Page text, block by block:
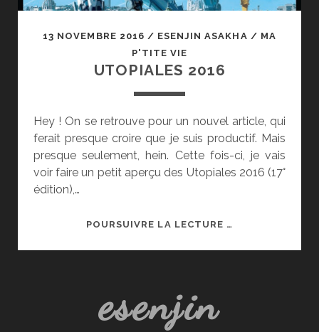
13 NOVEMBRE 2016 / ESENJIN ASAKHA / MA
P'TITE VIE
UTOPIALES 2016
Hey ! On se retrouve pour un nouvel article, qui
ferait presque croire que je suis productif. Mais
presque seulement, hein. Cette fois-ci, je vais
voir faire un petit aperçu des Utopiales 2016 (17°
édition),…
POURSUIVRE LA LECTURE …
esenjin